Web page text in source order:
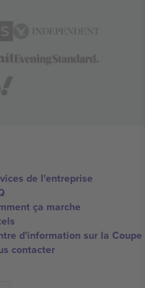
de l'entreprise
ça marche
d'information sur la Coupe
contacter